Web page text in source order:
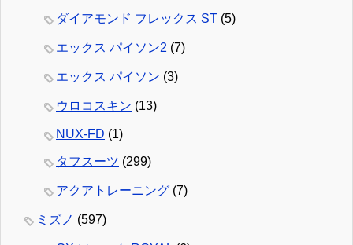
ダイアモンド フレックス ST (5)
エックス パイソン2 (7)
エックス パイソン (3)
ウロコスキン (13)
NUX-FD (1)
タフスーツ (299)
アクアトレーニング (7)
ミズノ (597)